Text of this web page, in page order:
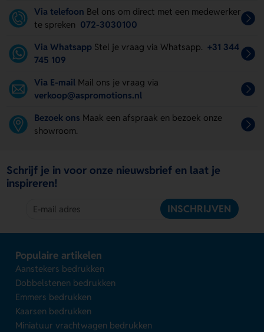
Via telefoon Bel ons om direct met een medewerker
te spreken 072-3030100
Via Whatsapp Stel je vraag via Whatsapp. +31 344
745 109
Via E-mail Mail ons je vraag via
verkoop@aspromotions.nl
Bezoek ons Maak een afspraak en bezoek onze
showroom.
Schrijf je in voor onze nieuwsbrief en laat je
inspireren!
INSCHRIJVEN
Populaire artikelen
Aanstekers bedrukken
Dobbelstenen bedrukken
Emmers bedrukken
Kaarsen bedrukken
Miniatuur vrachtwagen bedrukken